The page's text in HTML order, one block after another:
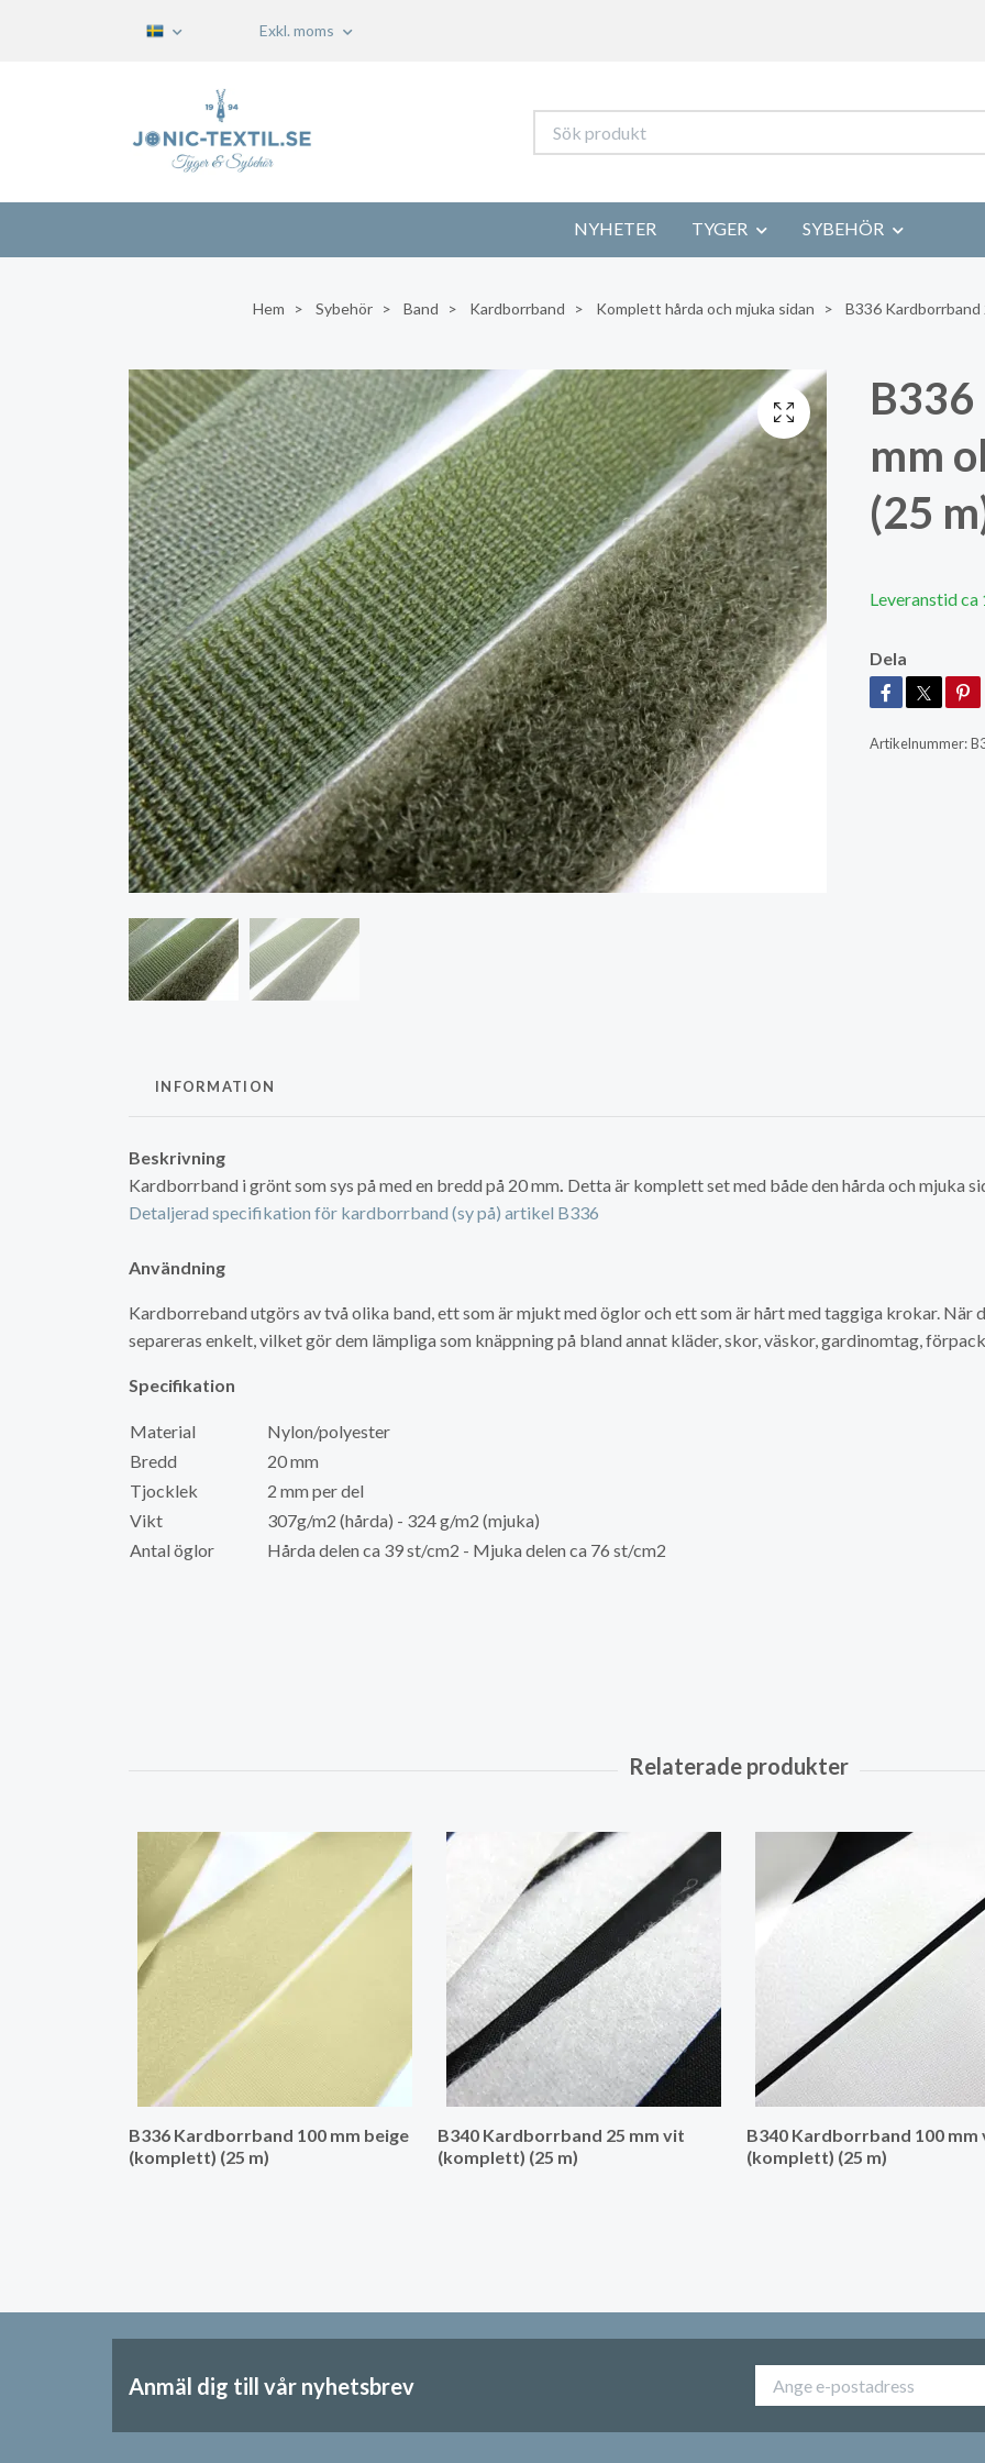
Exkl. moms
NYHETER TYGER SYBEHÖR
Hem Sybehör Band Kardborrband Komplett hårda och mjuka sidan B336 Kardborrband
mm
(25
Leveranstid ca
Dela
Artikelnummer:
INFORMATION
Beskrivning
Kardborrband i grönt som sys på med en bredd på 20 mm. Detta är komplett set med både den hårda och mjuka
Detaljerad specifikation för kardborrband (sy på) artikel B336
Användning
Kardborreband utgörs av två olika band, ett som är mjukt med öglor och ett som är hårt med taggiga krokar. När
separeras enkelt, vilket gör dem lämpliga som knäppning på bland annat kläder, skor, väskor, gardinomtag,
Specifikation
Material
Nylon/polyester
Bredd
20 mm
Tjocklek
2 mm per del
Vikt
307g/m2 (hårda) - 324 g/m2 (mjuka)
Antal öglor
Hårda delen ca 39 st/cm2 - Mjuka delen ca 76 st/cm2
B336 Kardborrband 100 mm beige
(komplett) (25 m)
B340 Kardborrband 25 mm vit
(komplett) (25 m)
B340 Kardborrband 100 mm
(komplett) (25 m)
Anmäl dig till vår nyhetsbrev